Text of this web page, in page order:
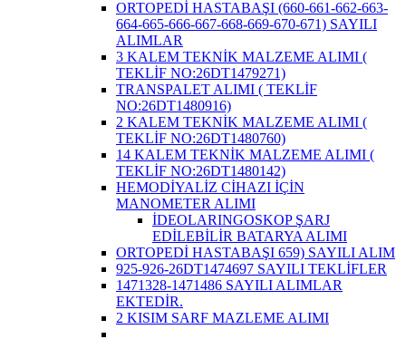
ORTOPEDİ HASTABAŞI (660-661-662-663-
664-665-666-667-668-669-670-671) SAYILI
ALIMLAR
3 KALEM TEKNİK MALZEME ALIMI (
TEKLİF NO:26DT1479271)
TRANSPALET ALIMI ( TEKLİF
NO:26DT1480916)
2 KALEM TEKNİK MALZEME ALIMI (
TEKLİF NO:26DT1480760)
14 KALEM TEKNİK MALZEME ALIMI (
TEKLİF NO:26DT1480142)
HEMODİYALİZ CİHAZI İÇİN
MANOMETER ALIMI
İDEOLARINGOSKOP ŞARJ
EDİLEBİLİR BATARYA ALIMI
ORTOPEDİ HASTABAŞI 659) SAYILI ALIM
925-926-26DT1474697 SAYILI TEKLİFLER
1471328-1471486 SAYILI ALIMLAR
EKTEDİR.
2 KISIM SARF MAZLEME ALIMI